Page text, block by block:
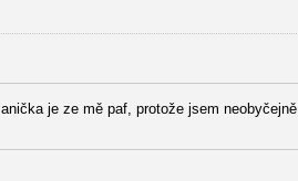
je ze mě paf, protože jsem neobyčejně